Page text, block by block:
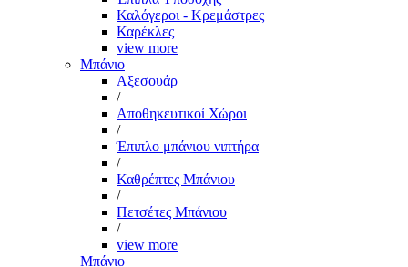
Καλόγεροι - Κρεμάστρες
Καρέκλες
view more
Μπάνιο
Αξεσουάρ
/
Αποθηκευτικοί Χώροι
/
Έπιπλο μπάνιου νιπτήρα
/
Καθρέπτες Μπάνιου
/
Πετσέτες Μπάνιου
/
view more
Μπάνιο